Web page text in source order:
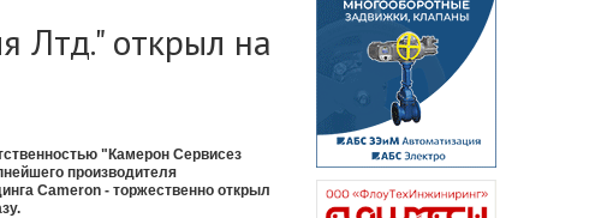
Лтд." открыл на
"Камерон Сервисез
производителя
Cameron - торжественно открыл